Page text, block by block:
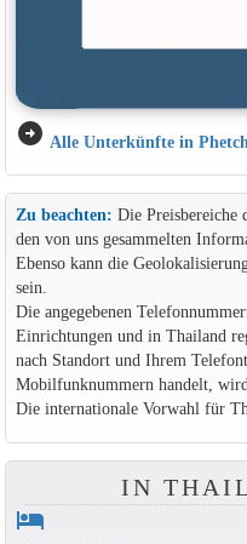
arrow_circle_right Alle Unterkünfte in
Zu beachten: Die Preisbereiche
den von uns gesammelten
Ebenso kann die
sein.
Die angegebenen
Einrichtungen und in Thailand
nach Standort und Ihrem
Mobilfunknummern handelt,
Die internationale Vorwahl für
IN
hotel